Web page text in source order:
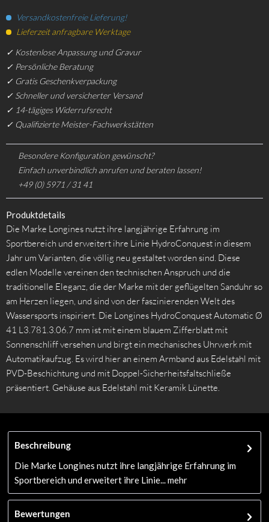
Versandkostenfreie Lieferung!
Lieferzeit anfragbare Werktage
✓ Kostenlose Anpassung und Gravur
✓ Persönliche Beratung
✓ Gratis Geschenkverpackung
✓ Schneller und versicherter Versand
✓ 14-tägiges Widerrufsrecht
✓ Qualifizierte Meister-Fachwerkstätten
Besondere Konfiguration gewünscht?
Einfach unverbindlich anrufen und beraten lassen!
+49 (0) 5971 / 31 41
Produktdetails
Die Marke Longines nutzt ihre langjährige Erfahrung im
Sportbereich und erweitert ihre Linie HydroConquest in diesem
Jahr um Varianten, die völlig neu gestaltet worden sind. Diese
edlen Modelle vereinen den technischen Anspruch und die
traditionelle Eleganz, die der Marke mit der geflügelten Sanduhr so
am Herzen liegen, und sind von der faszinierenden Welt des
Wassersports inspiriert. Die Longines HydroConquest Automatic Ø
41 L3.781.3.06.7 mm ist mit einem blauem Zifferblatt mit
Sonnenschliff versehen und birgt ein mechanisches Uhrwerk mit
Automatikaufzug. Es wird hier an einem Armband aus Edelstahl mit
PVD-Beschichtung und mit Doppel-Sicherheitsfaltschließe
präsentiert. Gehäuse aus Edelstahl mit Keramik Lünette.
Beschreibung
Die Marke Longines nutzt ihre langjährige Erfahrung im
Sportbereich und erweitert ihre Linie...
mehr
Bewertungen